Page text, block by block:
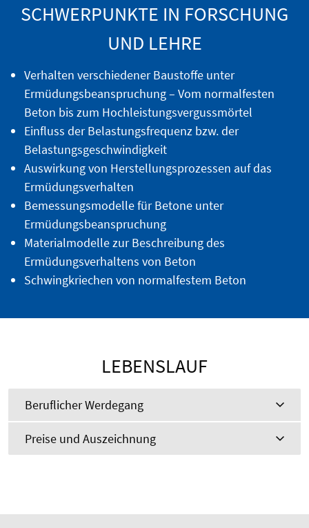
SCHWERPUNKTE IN FORSCHUNG
UND LEHRE
Verhalten verschiedener Baustoffe unter
Ermüdungsbeanspruchung – Vom normalfesten
Beton bis zum Hochleistungsvergussmörtel
Einfluss der Belastungsfrequenz bzw. der
Belastungsgeschwindigkeit
Auswirkung von Herstellungsprozessen auf das
Ermüdungsverhalten
Bemessungsmodelle für Betone unter
Ermüdungsbeanspruchung
Materialmodelle zur Beschreibung des
Ermüdungsverhaltens von Beton
Schwingkriechen von normalfestem Beton
LEBENSLAUF
Beruflicher Werdegang
Preise und Auszeichnung